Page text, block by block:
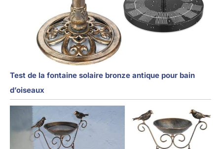
Test de la fontaine solaire bronze antique pour bain
d’oiseaux